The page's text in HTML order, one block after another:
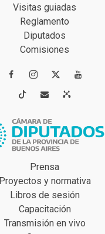
Visitas guiadas
Reglamento
Diputados
Comisiones
 
 
Prensa
Proyectos y normativa
Libros de sesión
Capacitación
Transmisión en vivo